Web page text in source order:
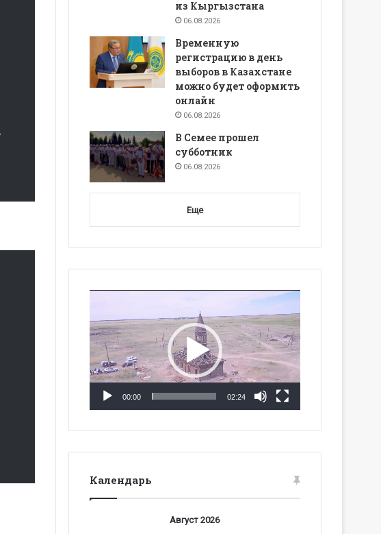
из Кыргызстана
06.08.2026
Временную
регистрацию в день
выборов в Казахстане
можно будет оформить
онлайн
06.08.2026
В Семее прошел
субботник
06.08.2026
Еще
00:00 02:24
Календарь
Август 2026